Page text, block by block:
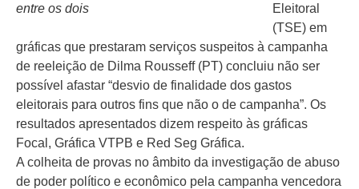
entre os dois
Eleitoral
(TSE) em
gráficas que prestaram serviços suspeitos à campanha
de reeleição de Dilma Rousseff (PT) concluiu não ser
possível afastar “desvio de finalidade dos gastos
eleitorais para outros fins que não o de campanha”. Os
resultados apresentados dizem respeito às gráficas
Focal, Gráfica VTPB e Red Seg Gráfica.
A colheita de provas no âmbito da investigação de abuso
de poder político e econômico pela campanha vencedora